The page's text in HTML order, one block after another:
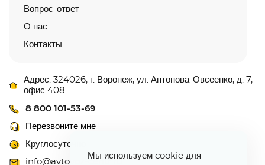
Вопрос-ответ
О нас
Контакты
Адрес: 324026, г. Воронеж, ул. Антонова-Овсеенко, д. 7,
офис 408
8 800 101-53-69
Перезвоните мне
Круглосуточно
info@avtovoz-centr.ru
Мы используем cookie для